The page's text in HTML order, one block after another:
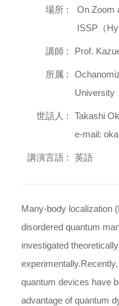
場所 :
On Zoom
ISSP（
講師 : Prof.
所属 :
University
世話人 :
Takashi
e-mail:
講演言語 : 英語
Many-body localization
disordered quantum
investigated
quantum devices have
advantage of quantum